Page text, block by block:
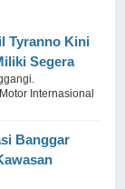
Tyranno Kini
Segera
Internasional
Banggar